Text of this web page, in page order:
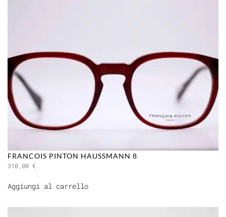
FRANCOIS PINTON HAUSSMANN 8
310,00 €
Aggiungi al carrello